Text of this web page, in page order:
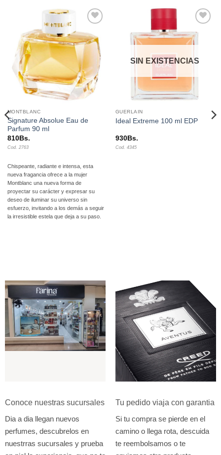
a la
lista de
deseos
MONTBLANC
Signature Absolue Eau de
Parfum 90 ml
810Bs.
Cod. 2763
Chispeante, radiante e intensa, esta
nueva fragancia ofrece a la mujer
Montblanc una nueva forma de
proyectar su carácter y expresar su
deseo de iluminar su universo sin
esfuerzo, invitando a los demás a seguir
la irresistible estela que deja a su paso.
Añadir
a la
lista de
SIN EXISTENCIAS
GUERLAIN
Ideal Extreme 100 ml EDP
930Bs.
Cod. 4345
Conoce nuestras sucursales
Dia a dia llegan nuevos
perfumes, descubrelos en
nuestrras sucursales y prueba
Tu pedido viaja con garantia
Si tu compra se pierde en el
camino o llega rota, descuida
te reembolsamos o te